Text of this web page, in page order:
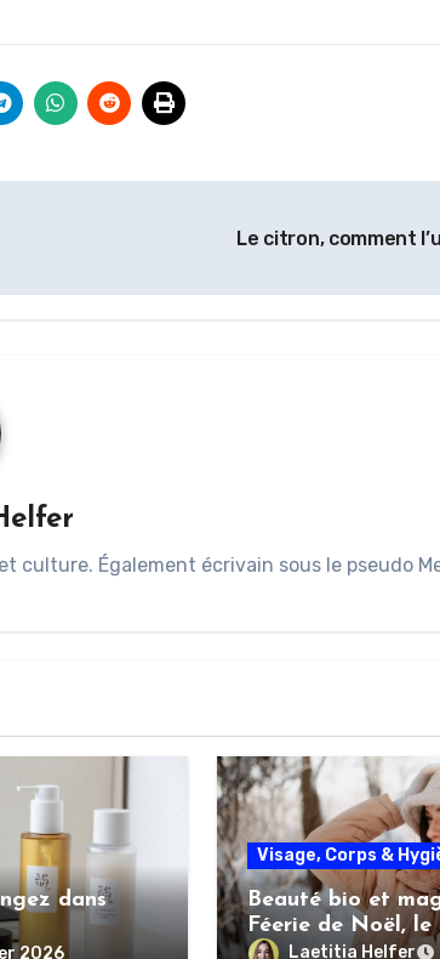
Le citron, comment
culture. Également écrivain sous le pseudo
dans
2026
Visage, Corps &
Beauté bio et
Féerie de Noël,
Laetitia Helfer